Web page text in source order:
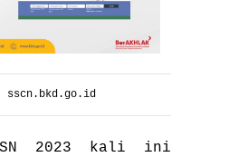
2023 kali ini